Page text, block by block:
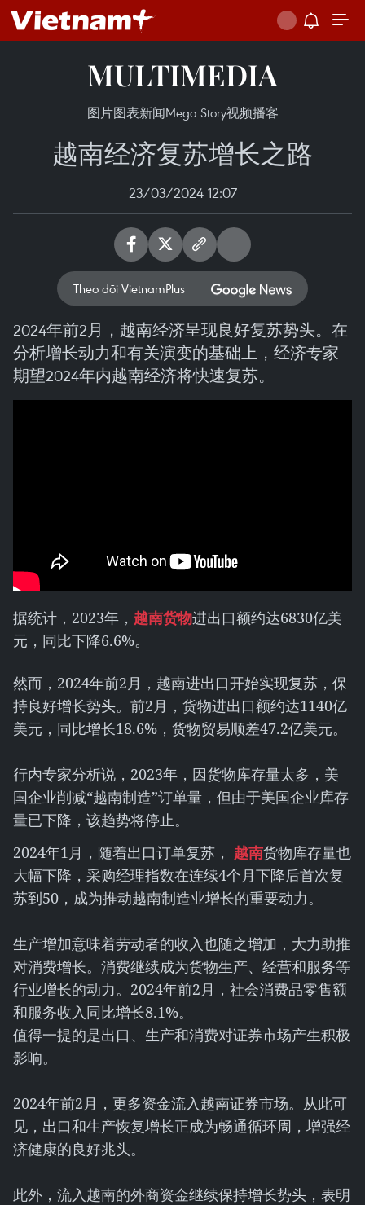
MULTIMEDIA
图片图表新闻Mega Story视频播客
越南经济复苏增长之路
23/03/2024 12:07
Theo dõi VietnamPlus
2024年前2月，越南经济呈现良好复苏势头。在
分析增长动力和有关演变的基础上，经济专家
期望2024年内越南经济将快速复苏。
据统计，2023年， 越南货物进出口额约达6830亿美
元，同比下降6.6%。
然而，2024年前2月，越南进出口开始实现复苏，保
持良好增长势头。前2月，货物进出口额约达1140亿
美元，同比增长18.6%，货物贸易顺差47.2亿美元。
行内专家分析说，2023年，因货物库存量太多，美
国企业削减“越南制造”订单量，但由于美国企业库存
量已下降，该趋势将停止。
2024年1月，随着出口订单复苏， 越南货物库存量也
大幅下降，采购经理指数在连续4个月下降后首次复
苏到50，成为推动越南制造业增长的重要动力。
生产增加意味着劳动者的收入也随之增加，大力助推
对消费增长。消费继续成为货物生产、经营和服务等
行业增长的动力。2024年前2月，社会消费品零售额
和服务收入同比增长8.1%。
值得一提的是出口、生产和消费对证券市场产生积极
影响。
2024年前2月，更多资金流入越南证券市场。从此可
见，出口和生产恢复增长正成为畅通循环周，增强经
济健康的良好兆头。
此外，流入越南的外商资金继续保持增长势头，表明